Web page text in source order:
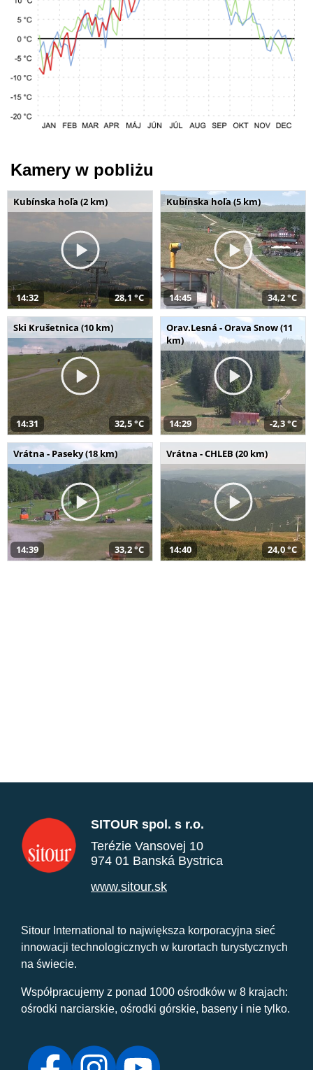
Kamery w pobliżu
Kubínska hoľa (2 km)
14:32 28,1 °C
Kubínska hoľa (5 km)
14:45 34,2 °C
Ski Krušetnica (10 km)
14:31 32,5 °C
Orav.Lesná - Orava Snow (11
km)
14:29 -2,3 °C
Vrátna - Paseky (18 km)
14:39 33,2 °C
Vrátna - CHLEB (20 km)
14:40 24,0 °C
SITOUR spol. s r.o.
Terézie Vansovej 10
974 01 Banská Bystrica
www.sitour.sk
Sitour International to największa korporacyjna sieć
innowacji technologicznych w kurortach turystycznych
na świecie.
Współpracujemy z ponad 1000 ośrodków w 8 krajach:
ośrodki narciarskie, ośrodki górskie, baseny i nie tylko.